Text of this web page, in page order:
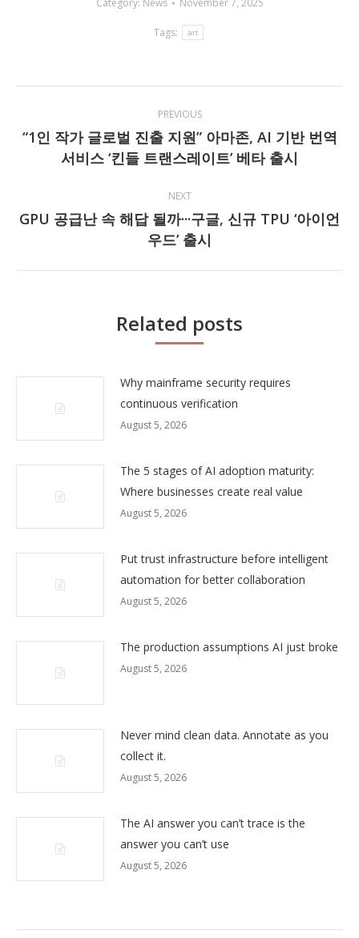
Category: News November 7, 2025
Tags: art
navigation
PREVIOUS
Previous
post:
“1인 작가 글로벌 진출 지원” 아마존, AI 기반 번역
서비스 ‘킨들 트랜스레이트’ 베타 출시
NEXT
Next
post:
GPU 공급난 속 해답 될까···구글, 신규 TPU ‘아이언
우드’ 출시
Related posts
Why mainframe security requires
continuous verification
August 5, 2026
The 5 stages of AI adoption maturity:
Where businesses create real value
August 5, 2026
Put trust infrastructure before intelligent
automation for better collaboration
August 5, 2026
The production assumptions AI just broke
August 5, 2026
Never mind clean data. Annotate as you
collect it.
August 5, 2026
The AI answer you can’t trace is the
answer you can’t use
August 5, 2026